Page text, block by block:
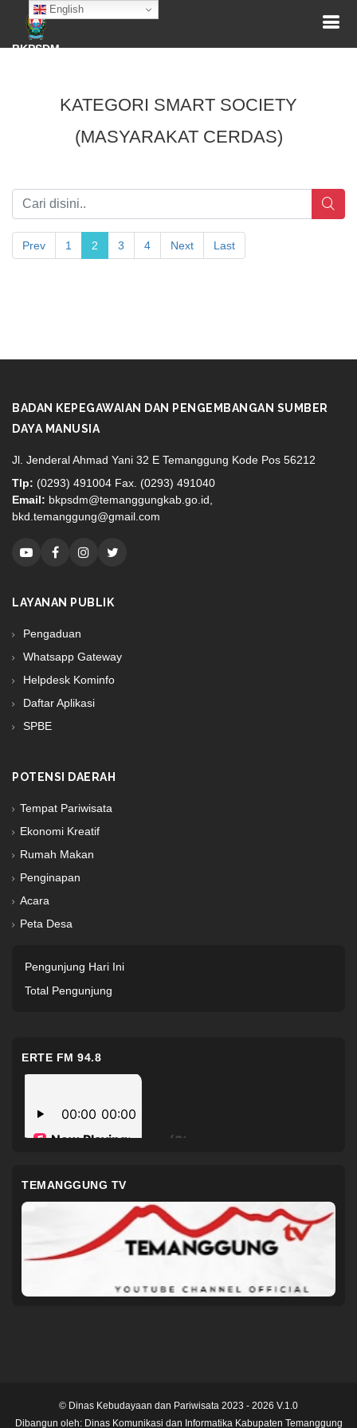
English
BKPSDM
KATEGORI SMART SOCIETY
(MASYARAKAT CERDAS)
Prev 1 2 3 4 Next Last
BADAN KEPEGAWAIAN DAN PENGEMBANGAN SUMBER
DAYA MANUSIA
Jl. Jenderal Ahmad Yani 32 E Temanggung Kode Pos 56212
Tlp: (0293) 491004 Fax. (0293) 491040
Email: bkpsdm@temanggungkab.go.id,
bkd.temanggung@gmail.com
LAYANAN PUBLIK
Pengaduan
Whatsapp Gateway
Helpdesk Kominfo
Daftar Aplikasi
SPBE
POTENSI DAERAH
Tempat Pariwisata
Ekonomi Kreatif
Rumah Makan
Penginapan
Acara
Peta Desa
Pengunjung Hari Ini
Total Pengunjung
ERTE FM 94.8
TEMANGGUNG TV
© Dinas Kebudayaan dan Pariwisata 2023 - 2026 V.1.0
Dibangun oleh: Dinas Komunikasi dan Informatika Kabupaten Temanggung